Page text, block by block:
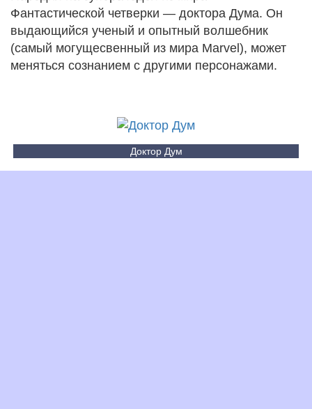
Фантастической четверки — доктора Дума. Он
выдающийся ученый и опытный волшебник
(самый могущесвенный из мира Marvel), может
меняться сознанием с другими персонажами.
Доктор Дум